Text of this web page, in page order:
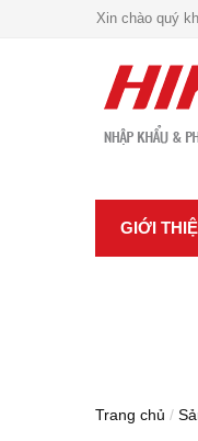
Xin chào quý
GIỚI
Trang chủ /